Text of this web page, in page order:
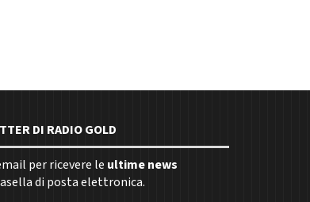
DI RADIO GOLD
per ricevere le ultime news
di posta elettronica.